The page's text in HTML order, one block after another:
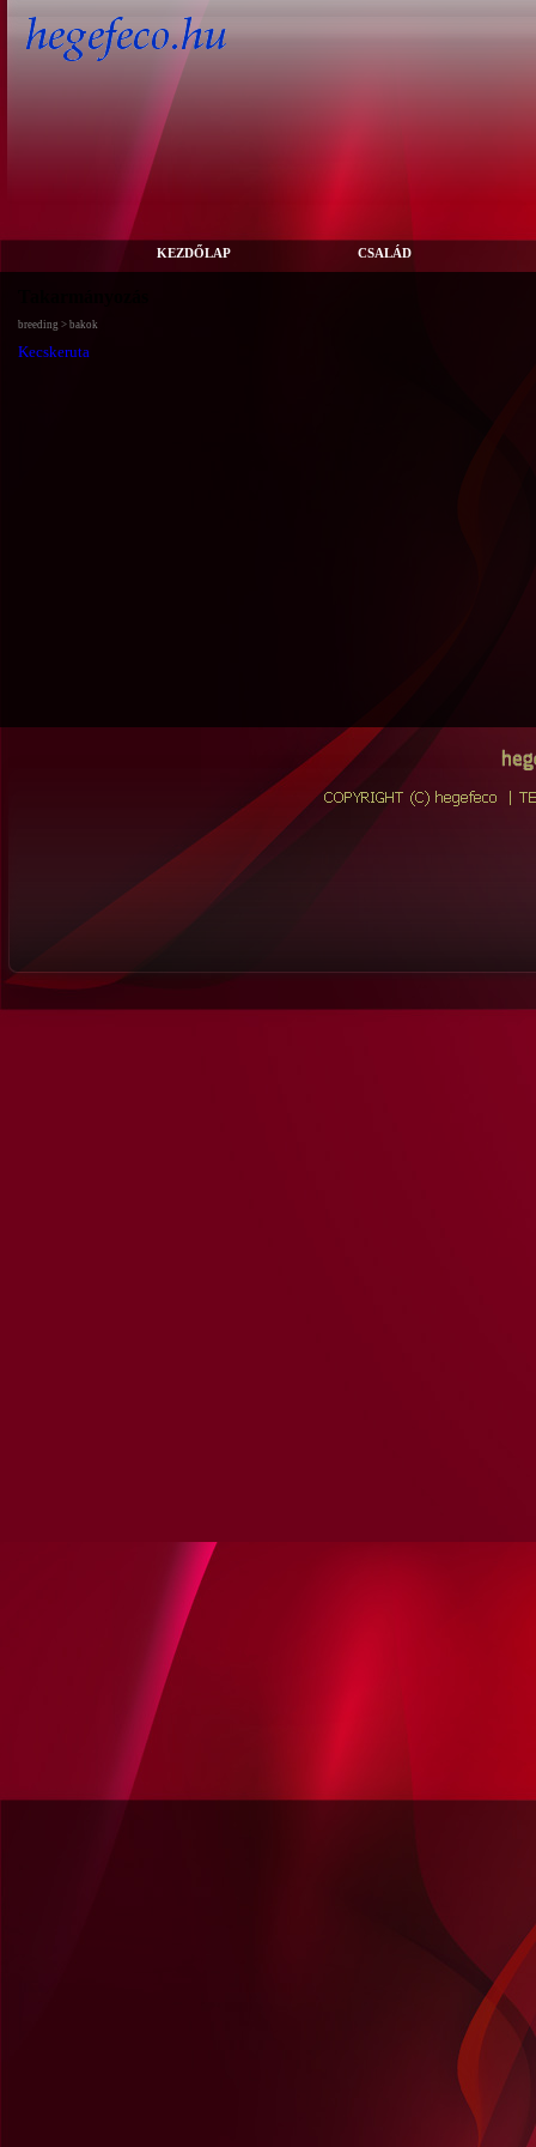
KEZDŐLAP CSALÁD
breeding > bakok
Kecskeruta